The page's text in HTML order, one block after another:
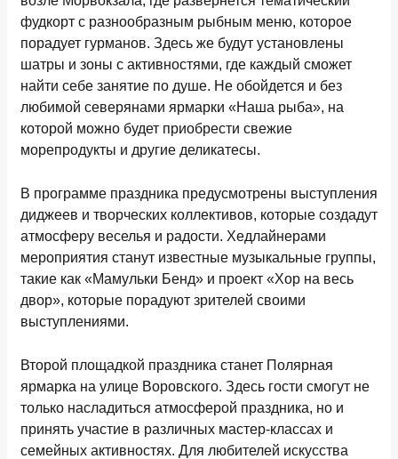
фудкорт с разнообразным рыбным меню, которое
порадует гурманов. Здесь же будут установлены
шатры и зоны с активностями, где каждый сможет
найти себе занятие по душе. Не обойдется и без
любимой северянами ярмарки «Наша рыба», на
которой можно будет приобрести свежие
морепродукты и другие деликатесы.
В программе праздника предусмотрены выступления
диджеев и творческих коллективов, которые создадут
атмосферу веселья и радости. Хедлайнерами
мероприятия станут известные музыкальные группы,
такие как «Мамульки Бенд» и проект «Хор на весь
двор», которые порадуют зрителей своими
выступлениями.
Второй площадкой праздника станет Полярная
ярмарка на улице Воровского. Здесь гости смогут не
только насладиться атмосферой праздника, но и
принять участие в различных мастер-классах и
семейных активностях. Для любителей искусства